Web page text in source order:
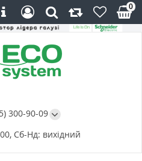
300-90-09
Сб-Нд: вихідний
0